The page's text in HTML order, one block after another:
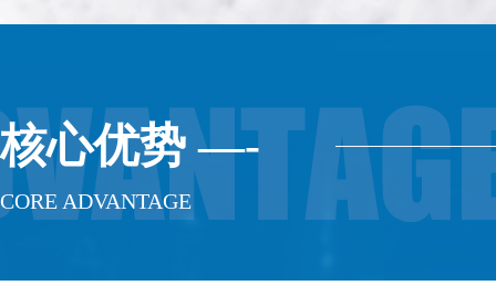
核心优势 —-
CORE ADVANTAGE